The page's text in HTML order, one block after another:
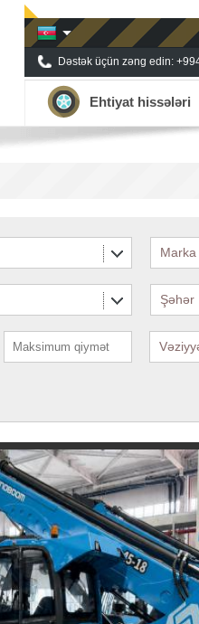
Dəstək üçün zəng edin:
Ehtiyat hissələri
Marka
Şəhər